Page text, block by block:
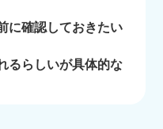
に確認しておきたい
るらしいが具体的な